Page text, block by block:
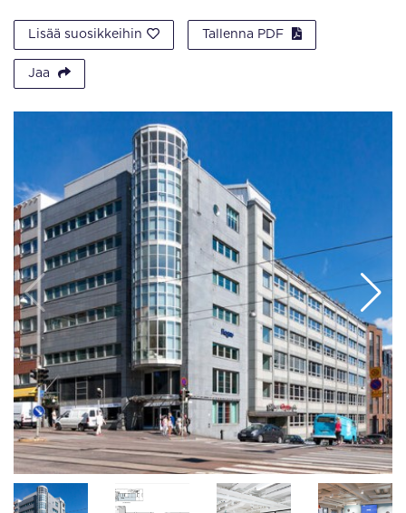
Lisää suosikkeihin Tallenna PDF
Jaa